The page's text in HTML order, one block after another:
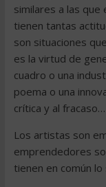
similares a las
tienen tantas
son situaciones
es la virtud de
cuadro o una
poema o una
crítica y al
Los artistas son
emprendedores
tienen en común lo